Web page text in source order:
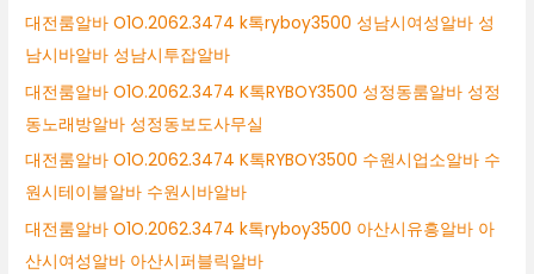
대전룸알바 O1O.2062.3474 k톡ryboy3500 성남시여성알바 성
남시바알바 성남시투잡알바
대전룸알바 O1O.2062.3474 K톡RYBOY3500 성정동룸알바 성정
동노래방알바 성정동보도사무실
대전룸알바 O1O.2062.3474 K톡RYBOY3500 수원시업소알바 수
원시테이블알바 수원시바알바
대전룸알바 O1O.2062.3474 k톡ryboy3500 아산시유흥알바 아
산시여성알바 아산시퍼블릭알바